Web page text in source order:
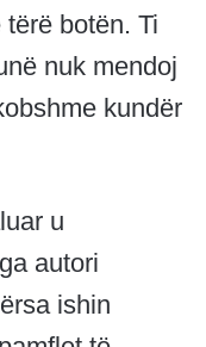
botën. Ti
nuk mendoj
kundër
u
autori
ishin